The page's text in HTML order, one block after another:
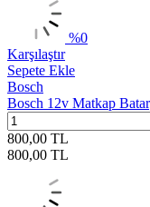
%0
Karşılaştır
Sepete Ekle
Bosch
Bosch 12v Matkap
800,00 TL
800,00 TL